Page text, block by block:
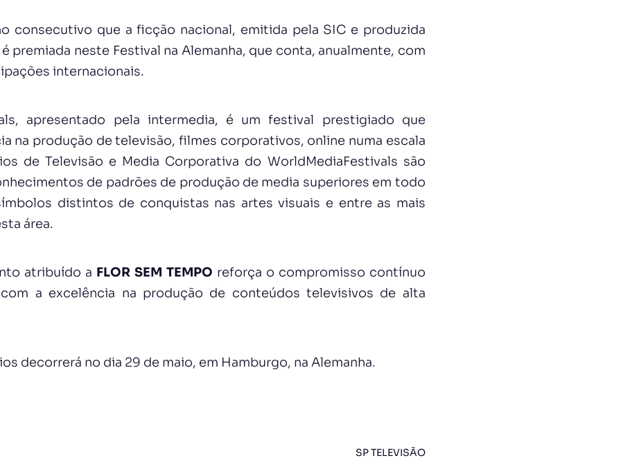
consecutivo que a ficção nacional, emitida pela SIC e produzida
é premiada neste Festival na Alemanha, que conta, anualmente, com
internacionais.
apresentado pela intermedia, é um festival prestigiado que
na produção de televisão, filmes corporativos, online numa escala
de Televisão e Media Corporativa do WorldMediaFestivals são
de padrões de produção de media superiores em todo
distintos de conquistas nas artes visuais e entre as mais
área.
atribuído a FLOR SEM TEMPO reforça o compromisso contínuo
a excelência na produção de conteúdos televisivos de alta
decorrerá no dia 29 de maio, em Hamburgo, na Alemanha.
SP TELEVISÃO